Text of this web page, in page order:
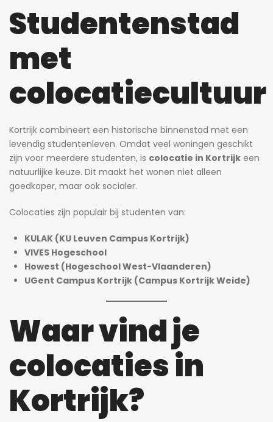
Studentenstad
met
colocatiecultuur
Kortrijk combineert een historische binnenstad met een
levendig studentenleven. Omdat veel woningen geschikt
zijn voor meerdere studenten, is colocatie in Kortrijk een
natuurlijke keuze. Dit maakt het wonen niet alleen
goedkoper, maar ook socialer.
Colocaties zijn populair bij studenten van:
KULAK (KU Leuven Campus Kortrijk)
VIVES Hogeschool
Howest (Hogeschool West-Vlaanderen)
UGent Campus Kortrijk (Campus Kortrijk Weide)
Waar vind je
colocaties in
Kortrijk?